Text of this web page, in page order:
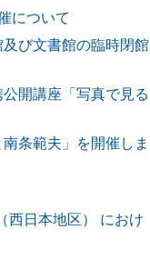
について
び文書館の臨時閉館
開講座「写真で見る
条範夫」を開催しま
西日本地区） におけ